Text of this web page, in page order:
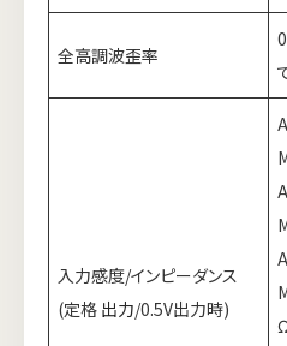
全高調波歪率
入力感度/インピーダンス
(定格 出力/0.5V出力時)